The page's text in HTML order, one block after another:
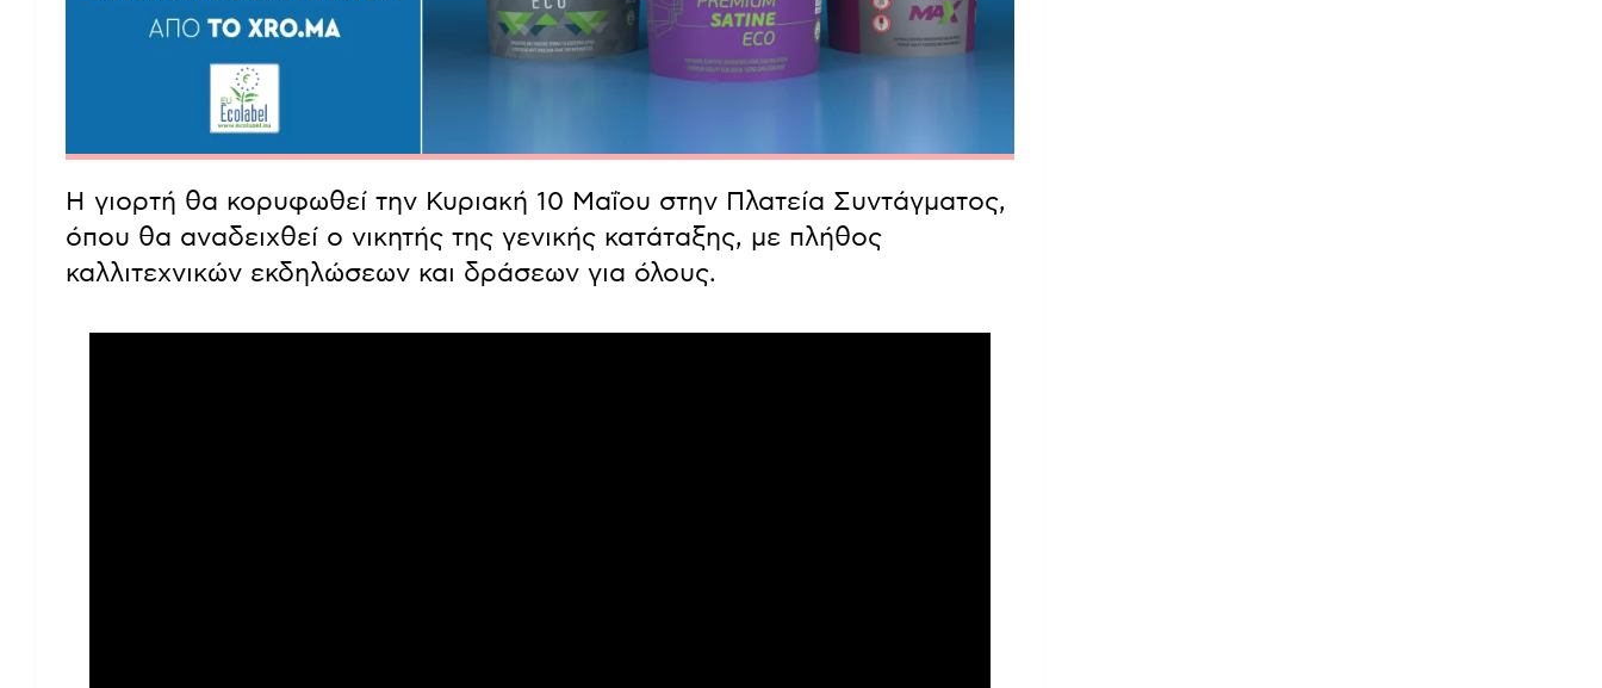
Η γιορτή θα κορυφωθεί την Κυριακή 10 Μαΐου στην Πλατεία Συντάγματος,
όπου θα αναδειχθεί ο νικητής της γενικής κατάταξης, με πλήθος
καλλιτεχνικών εκδηλώσεων και δράσεων για όλους.